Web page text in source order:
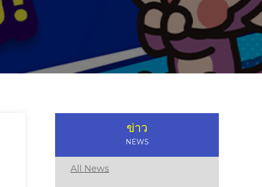
ข่าว
NEWS
All News